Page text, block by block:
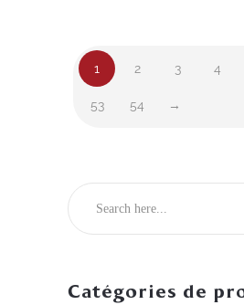
1 2 3 4
53 54 →
Catégories de